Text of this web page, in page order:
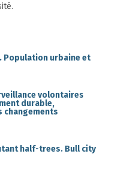
Population urbaine et
volontaires
durable,
changements
half-trees. Bull city